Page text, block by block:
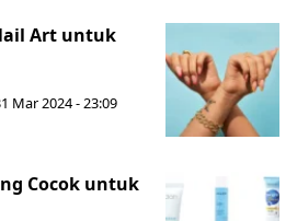
Art untuk
Mar 2024 - 23:09
Cocok untuk